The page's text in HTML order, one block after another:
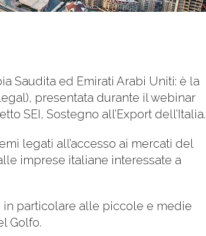
Saudita ed Emirati Arabi Uniti: è la
presentata durante il webinar
SEI, Sostegno all’Export dell’Italia.
legati all’accesso ai mercati del
imprese italiane interessate a
particolare alle piccole e medie
Golfo.